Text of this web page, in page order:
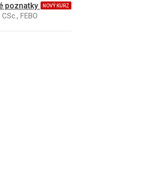
poznatky
NOVÝ KURZ
FEBO